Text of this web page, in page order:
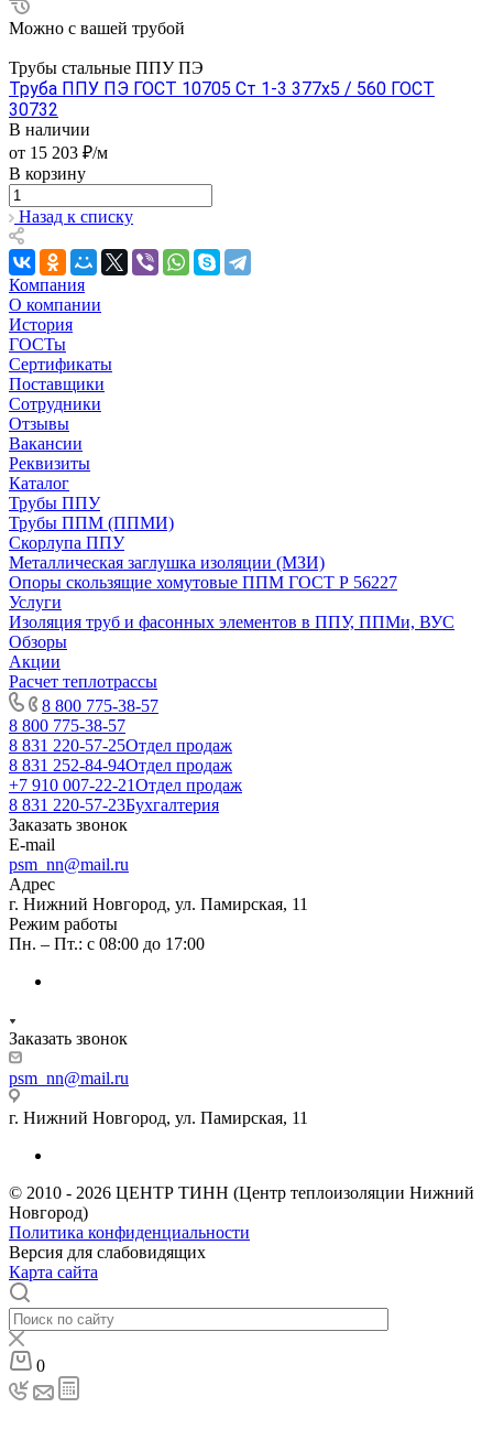
Можно с вашей трубой
Трубы стальные ППУ ПЭ
Труба ППУ ПЭ ГОСТ 10705 Ст 1-3 377x5 / 560 ГОСТ
30732
В наличии
от 15 203 ₽/м
В корзину
Назад к списку
Компания
О компании
История
ГОСТы
Сертификаты
Поставщики
Сотрудники
Отзывы
Вакансии
Реквизиты
Каталог
Трубы ППУ
Трубы ППМ (ППМИ)
Скорлупа ППУ
Металлическая заглушка изоляции (МЗИ)
Опоры скользящие хомутовые ППМ ГОСТ Р 56227
Услуги
Изоляция труб и фасонных элементов в ППУ, ППМи, ВУС
Обзоры
Акции
Расчет теплотрассы
8 800 775-38-57
8 800 775-38-57
8 831 220-57-25Отдел продаж
8 831 252-84-94Отдел продаж
+7 910 007-22-21Отдел продаж
8 831 220-57-23Бухгалтерия
Заказать звонок
E-mail
psm_nn@mail.ru
Адрес
г. Нижний Новгород, ул. Памирская, 11
Режим работы
Пн. – Пт.: с 08:00 до 17:00
Заказать звонок
psm_nn@mail.ru
г. Нижний Новгород, ул. Памирская, 11
© 2010 - 2026 ЦЕНТР ТИНН (Центр теплоизоляции Нижний
Новгород)
Политика конфиденциальности
Версия для слабовидящих
Карта сайта
0